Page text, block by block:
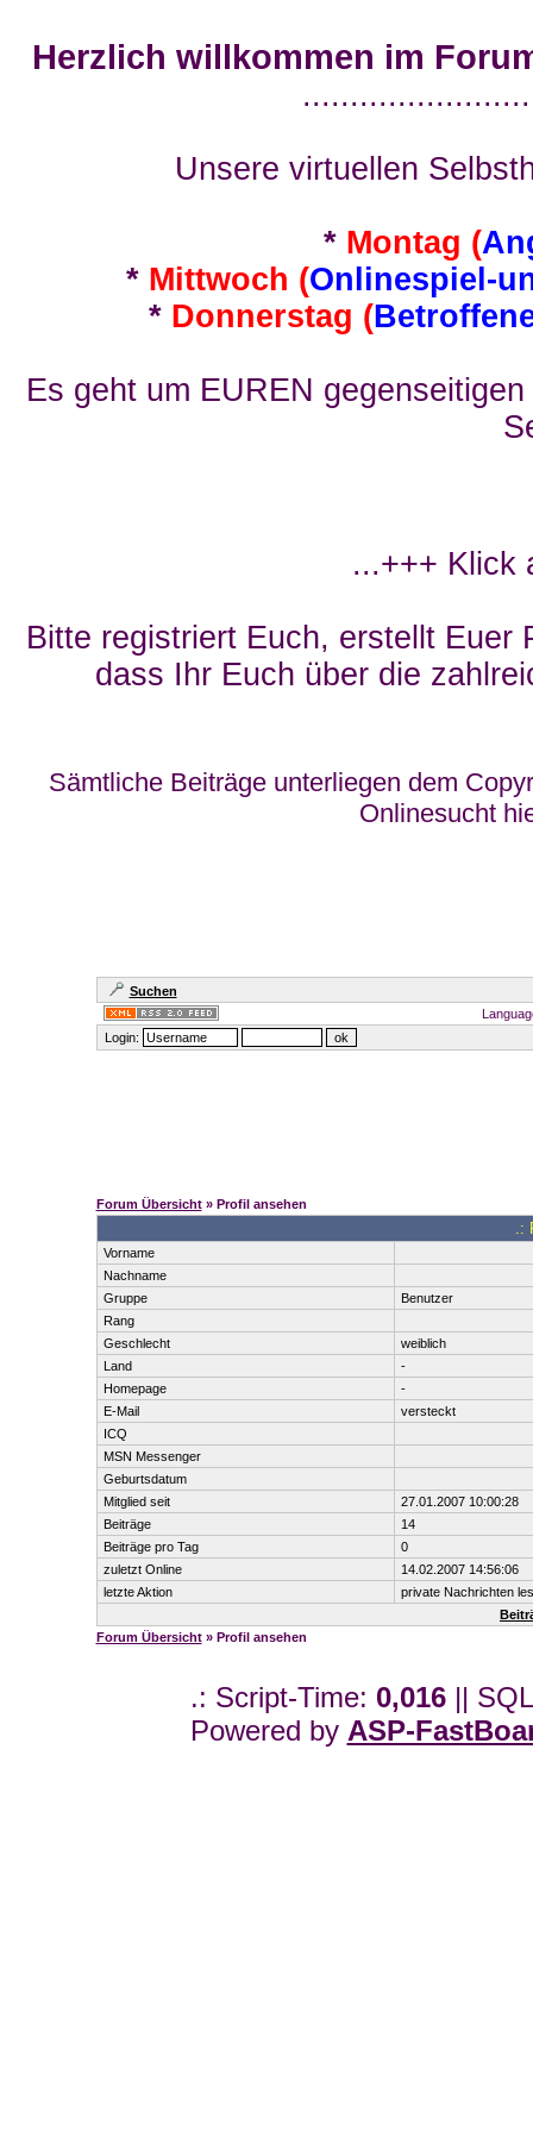
Herzlich willkommen im
Unsere virtuellen
* Montag (
* Mittwoch (Onlinespiel-
* Donnerstag (
Es geht um EUREN
...+++ Klick
Bitte registriert Euch, erstellt Euer
dass Ihr Euch über die
Sämtliche Beiträge unterliegen dem
Onlinesucht
Suchen
Login:
Forum Übersicht» Profil ansehen
.:
Vorname
Nachname
Gruppe
Benutzer
Rang
Geschlecht
weiblich
Land
-
Homepage
-
E-Mail
versteckt
ICQ
MSN Messenger
Geburtsdatum
Mitglied seit
27.01.2007 10:00:28
Beiträge
14
Beiträge pro Tag
0
zuletzt Online
14.02.2007 14:56:06
letzte Aktion
private Nachrichten
Forum Übersicht» Profil ansehen
.: Script-Time: 0,016||
Powered by ASP-